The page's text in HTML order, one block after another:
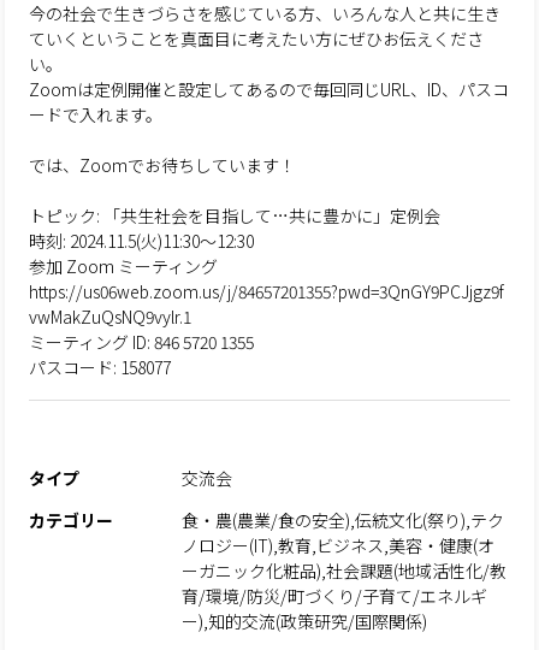
今の社会で生きづらさを感じている方、いろんな人と共に生き
ていくということを真面目に考えたい方にぜひお伝えくださ
い。
Zoomは定例開催と設定してあるので毎回同じURL、ID、パスコ
ードで入れます。
では、Zoomでお待ちしています！
トピック: 「共生社会を目指して…共に豊かに」定例会
時刻: 2024.11.5(火)11:30～12:30
参加 Zoom ミーティング
https://us06web.zoom.us/j/84657201355?pwd=3QnGY9PCJjgz9f
vwMakZuQsNQ9vylr.1
ミーティング ID: 846 5720 1355
パスコード: 158077
タイプ
交流会
カテゴリー
食・農(農業/食の安全),伝統文化(祭り),テク
ノロジー(IT),教育,ビジネス,美容・健康(オ
ーガニック化粧品),社会課題(地域活性化/教
育/環境/防災/町づくり/子育て/エネルギ
ー),知的交流(政策研究/国際関係)